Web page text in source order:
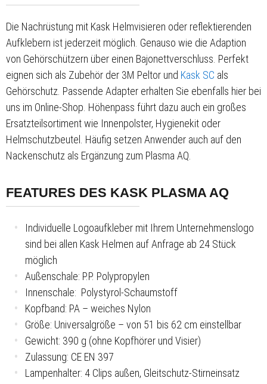
Die Nachrüstung mit Kask Helmvisieren oder reflektierenden
Aufklebern ist jederzeit möglich. Genauso wie die Adaption
von Gehörschützern über einen Bajonettverschluss. Perfekt
eignen sich als Zubehör der 3M Peltor und Kask SC als
Gehörschutz. Passende Adapter erhalten Sie ebenfalls hier bei
uns im Online-Shop. Höhenpass führt dazu auch ein großes
Ersatzteilsortiment wie Innenpolster, Hygienekit oder
Helmschutzbeutel. Häufig setzen Anwender auch auf den
Nackenschutz als Ergänzung zum Plasma AQ.
FEATURES DES KASK PLASMA AQ
Individuelle Logoaufkleber mit Ihrem Unternehmenslogo
sind bei allen Kask Helmen auf Anfrage ab 24 Stück
möglich
Außenschale: P.P. Polypropylen
Innenschale: Polystyrol-Schaumstoff
Kopfband: PA – weiches Nylon
Größe: Universalgröße – von 51 bis 62 cm einstellbar
Gewicht: 390 g (ohne Kopfhörer und Visier)
Zulassung: CE EN 397
Lampenhalter: 4 Clips außen, Gleitschutz-Stirneinsatz